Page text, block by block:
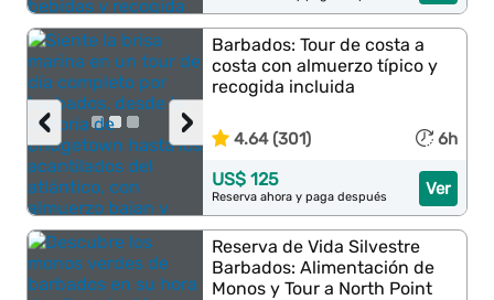
›
‹
Barbados: Tour de costa a
costa con almuerzo típico y
recogida incluida
4.64 (301) 6h
Ver
US$ 125
Reserva ahora y paga después
Reserva de Vida Silvestre
Barbados: Alimentación de
Monos y Tour a North Point